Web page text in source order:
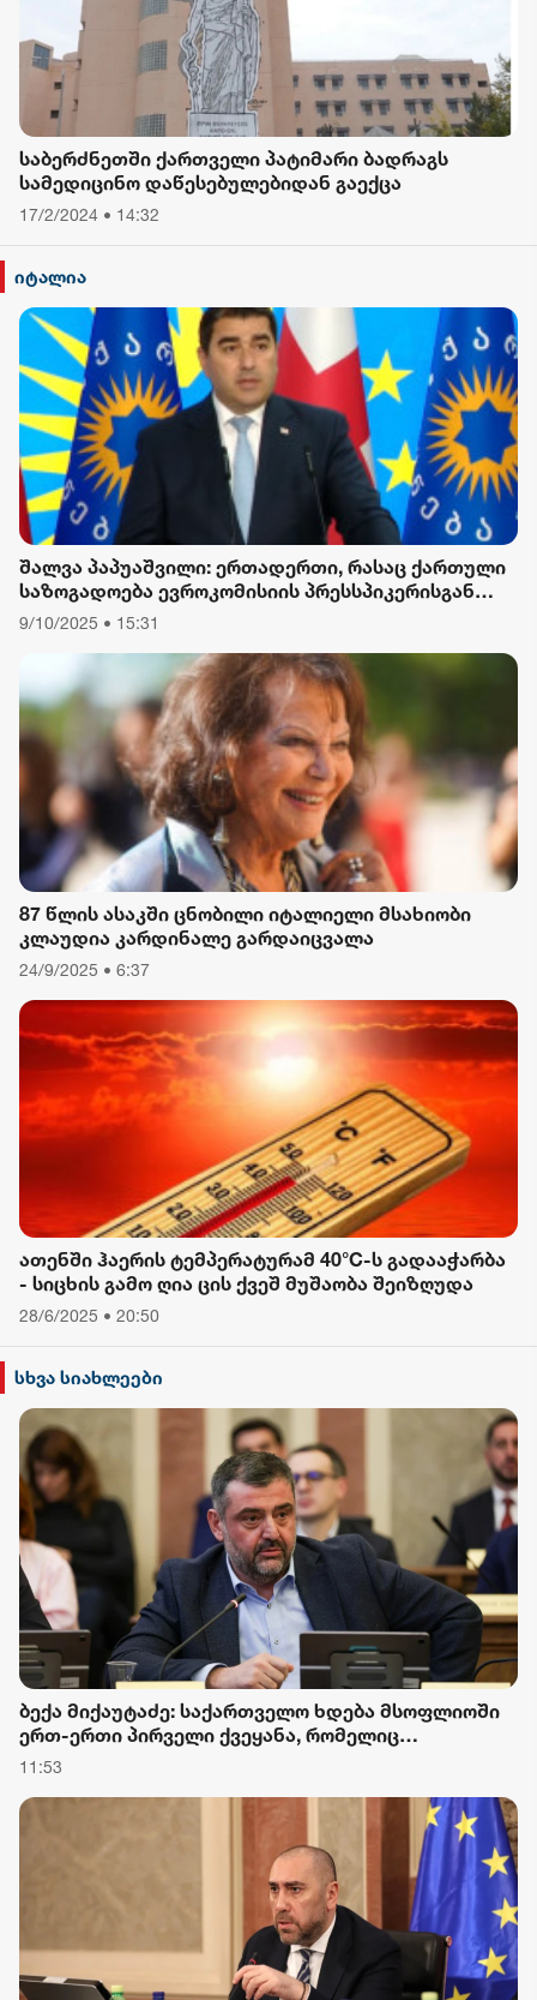
საბერძნეთში ქართველი პატიმარი ბადრაგს
სამედიცინო დაწესებულებიდან გაექცა
17/2/2024 • 14:32
იტალია
შალვა პაპუაშვილი: ერთადერთი, რასაც ქართული
საზოგადოება ევროკომისიის პრესსპიკერისგან
მოელის, არის ბოდიში ხელისუფლების დამხობის
9/10/2025 • 15:31
87 წლის ასაკში ცნობილი იტალიელი მსახიობი
კლაუდია კარდინალე გარდაიცვალა
24/9/2025 • 6:37
ათენში ჰაერის ტემპერატურამ 40°C-ს გადააჭარბა
- სიცხის გამო ღია ცის ქვეშ მუშაობა შეიზღუდა
28/6/2025 • 20:50
სხვა სიახლეები
ბექა მიქაუტაძე: საქართველო ხდება მსოფლიოში
ერთ-ერთი პირველი ქვეყანა, რომელიც
მედიკამენტ „ჯივინოსტატს“ შეიძენს და
11:53